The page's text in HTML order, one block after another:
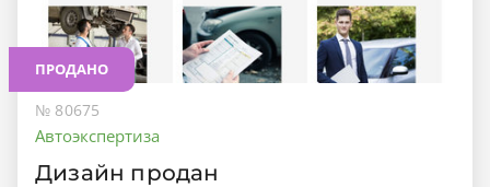
ПРОДАНО
№ 80675
Автоэкспертиза
Дизайн продан